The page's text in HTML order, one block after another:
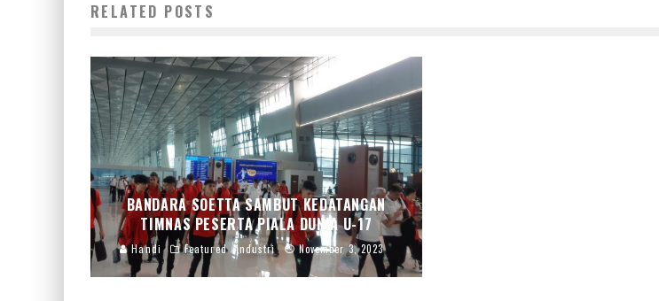
RELATED POSTS
BANDARA SOETTA SAMBUT KEDATANGAN
TIMNAS PESERTA PIALA DUNIA U-17
Handi Featured Industri November 3, 2023